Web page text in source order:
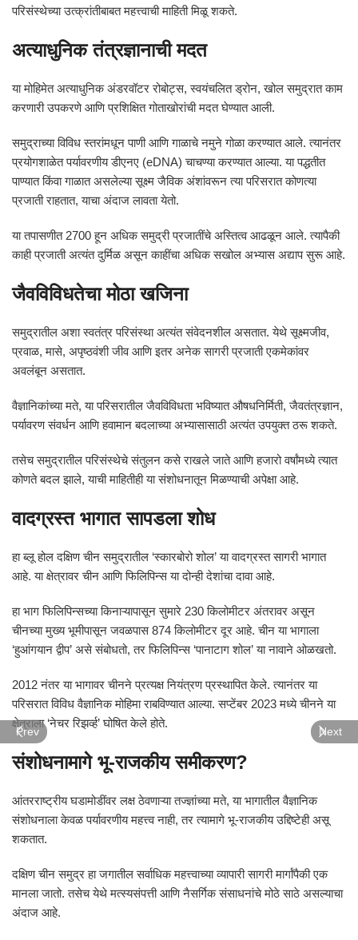
परिसंस्थेच्या उत्क्रांतीबाबत महत्त्वाची माहिती मिळू शकते.
अत्याधुनिक तंत्रज्ञानाची मदत
या मोहिमेत अत्याधुनिक अंडरवॉटर रोबोट्स, स्वयंचलित ड्रोन, खोल समुद्रात काम
करणारी उपकरणे आणि प्रशिक्षित गोताखोरांची मदत घेण्यात आली.
समुद्राच्या विविध स्तरांमधून पाणी आणि गाळाचे नमुने गोळा करण्यात आले. त्यानंतर
प्रयोगशाळेत पर्यावरणीय डीएनए (eDNA) चाचण्या करण्यात आल्या. या पद्धतीत
पाण्यात किंवा गाळात असलेल्या सूक्ष्म जैविक अंशांवरून त्या परिसरात कोणत्या
प्रजाती राहतात, याचा अंदाज लावता येतो.
या तपासणीत 2700 हून अधिक समुद्री प्रजातींचे अस्तित्व आढळून आले. त्यापैकी
काही प्रजाती अत्यंत दुर्मिळ असून काहींचा अधिक सखोल अभ्यास अद्याप सुरू आहे.
जैवविविधतेचा मोठा खजिना
समुद्रातील अशा स्वतंत्र परिसंस्था अत्यंत संवेदनशील असतात. येथे सूक्ष्मजीव,
प्रवाळ, मासे, अपृष्ठवंशी जीव आणि इतर अनेक सागरी प्रजाती एकमेकांवर
अवलंबून असतात.
वैज्ञानिकांच्या मते, या परिसरातील जैवविविधता भविष्यात औषधनिर्मिती, जैवतंत्रज्ञान,
पर्यावरण संवर्धन आणि हवामान बदलाच्या अभ्यासासाठी अत्यंत उपयुक्त ठरू शकते.
तसेच समुद्रातील परिसंस्थेचे संतुलन कसे राखले जाते आणि हजारो वर्षांमध्ये त्यात
कोणते बदल झाले, याची माहितीही या संशोधनातून मिळण्याची अपेक्षा आहे.
वादग्रस्त भागात सापडला शोध
हा ब्लू होल दक्षिण चीन समुद्रातील ‘स्कारबोरो शोल’ या वादग्रस्त सागरी भागात
आहे. या क्षेत्रावर चीन आणि फिलिपिन्स या दोन्ही देशांचा दावा आहे.
हा भाग फिलिपिन्सच्या किनाऱ्यापासून सुमारे 230 किलोमीटर अंतरावर असून
चीनच्या मुख्य भूमीपासून जवळपास 874 किलोमीटर दूर आहे. चीन या भागाला
‘हुआंगयान द्वीप’ असे संबोधतो, तर फिलिपिन्स ‘पानाटाग शोल’ या नावाने ओळखतो.
2012 नंतर या भागावर चीनने प्रत्यक्ष नियंत्रण प्रस्थापित केले. त्यानंतर या
परिसरात विविध वैज्ञानिक मोहिमा राबविण्यात आल्या. सप्टेंबर 2023 मध्ये चीनने या
क्षेत्राला ‘नेचर रिझर्व्ह’ घोषित केले होते.
संशोधनामागे भू-राजकीय समीकरण?
आंतरराष्ट्रीय घडामोडींवर लक्ष ठेवणाऱ्या तज्ज्ञांच्या मते, या भागातील वैज्ञानिक
संशोधनाला केवळ पर्यावरणीय महत्त्व नाही, तर त्यामागे भू-राजकीय उद्दिष्टेही असू
शकतात.
दक्षिण चीन समुद्र हा जगातील सर्वाधिक महत्त्वाच्या व्यापारी सागरी मार्गांपैकी एक
मानला जातो. तसेच येथे मत्स्यसंपत्ती आणि नैसर्गिक संसाधनांचे मोठे साठे असल्याचा
अंदाज आहे.
Prev Next